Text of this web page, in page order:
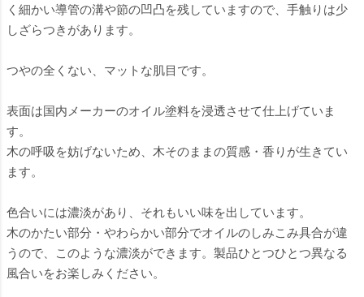
く細かい導管の溝や節の凹凸を残していますので、手触りは少
しざらつきがあります。
つやの全くない、マットな肌目です。
表面は国内メーカーのオイル塗料を浸透させて仕上げていま
す。
木の呼吸を妨げないため、木そのままの質感・香りが生きてい
ます。
色合いには濃淡があり、それもいい味を出しています。
木のかたい部分・やわらかい部分でオイルのしみこみ具合が違
うので、このような濃淡ができます。製品ひとつひとつ異なる
風合いをお楽しみください。